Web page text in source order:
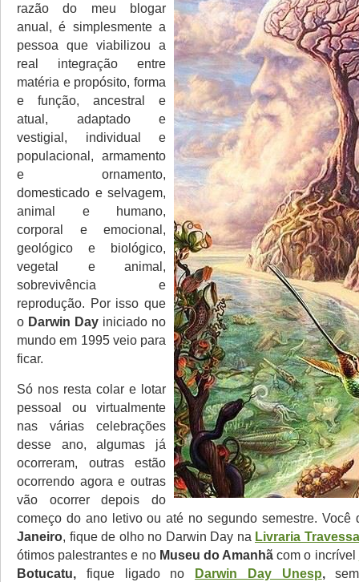
razão do meu blogar
anual, é simplesmente a
pessoa que viabilizou a
real integração entre
matéria e propósito, forma
e função, ancestral e
atual, adaptado e
vestigial, individual e
populacional, armamento
e ornamento,
domesticado e selvagem,
animal e humano,
corporal e emocional,
geológico e biológico,
vegetal e animal,
sobrevivência e
reprodução. Por isso que
o Darwin Day iniciado no
mundo em 1995 veio para
ficar.
Só nos resta colar e lotar
pessoal ou virtualmente
nas várias celebrações
desse ano, algumas já
ocorreram, outras estão
ocorrendo agora e outras
vão ocorrer depois do
começo do ano letivo ou até no segundo semestre.
Janeiro, fique de olho no Darwin Day na Livraria
ótimos palestrantes e no Museu do Amanhã com o incrível
Botucatu, fique ligado no Darwin Day Unesp,